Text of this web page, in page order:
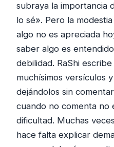
subraya la importancia
lo sé». Pero la
algo no es apreciada
saber algo es
debilidad. RaShi
muchísimos versículos
dejándolos sin
cuando no comenta no
dificultad. Muchas
hace falta explicar